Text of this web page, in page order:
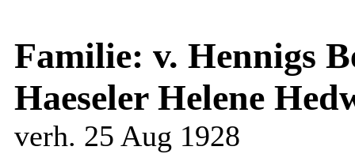
Familie: v. Hennigs
Haeseler Helene
verh. 25 Aug 1928